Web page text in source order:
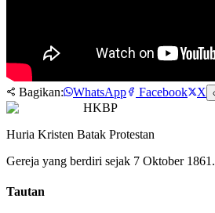
Bagikan: WhatsApp Facebook X
HKBP
Huria Kristen Batak Protestan
Gereja yang berdiri sejak 7 Oktober 1861.
Tautan